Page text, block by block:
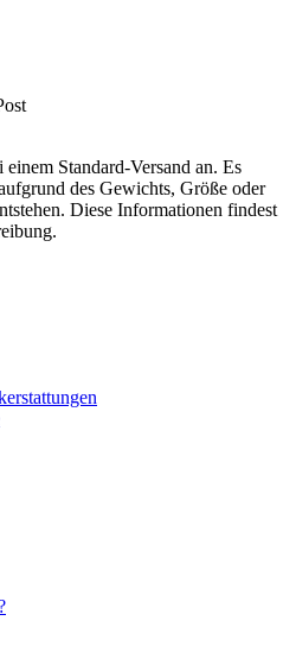
Standard-Versand an. Es
des Gewichts, Größe oder
Diese Informationen findest